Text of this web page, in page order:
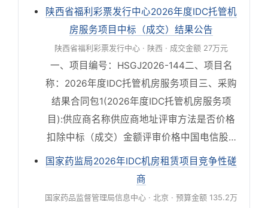
陕西省福利彩票发行中心2026年度IDC托管机
房服务项目中标（成交）结果公告
陕西省福利彩票发行中心 · 陕西 · 成交金额 27万元
一、项目编号：HSGJ2026-144二、项目名
称：2026年度IDC托管机房服务项目三、采购
结果合同包1(2026年度IDC托管机房服务项
目):供应商名称供应商地址评审方法是否价格
扣除中标（成交）金额评审价格中国电信股…
国家药监局2026年IDC机房租赁项目竞争性磋
商
国家药品监督管理局信息中心 · 北京 · 预算金额 135.2万